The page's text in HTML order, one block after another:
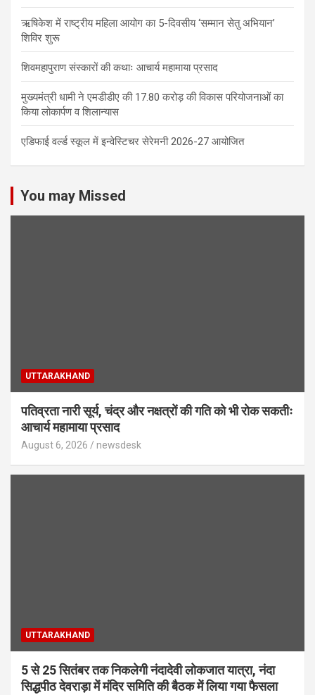
ऋषिकेश में राष्ट्रीय महिला आयोग का 5-दिवसीय ‘सम्मान सेतु अभियान’
शिविर शुरू
शिवमहापुराण संस्कारों की कथाः आचार्य महामाया प्रसाद
मुख्यमंत्री धामी ने एमडीडीए की 17.80 करोड़ की विकास परियोजनाओं का
किया लोकार्पण व शिलान्यास
एडिफाई वर्ल्ड स्कूल में इन्वेस्टिचर सेरेमनी 2026-27 आयोजित
You may Missed
UTTARAKHAND
पतिव्रता नारी सूर्य, चंद्र और नक्षत्रों की गति को भी रोक सकतीः
आचार्य महामाया प्रसाद
August 6, 2026 newsdesk
UTTARAKHAND
5 से 25 सितंबर तक निकलेगी नंदादेवी लोकजात यात्रा, नंदा
सिद्धपीठ देवराड़ा में मंदिर समिति की बैठक में लिया गया फैसला